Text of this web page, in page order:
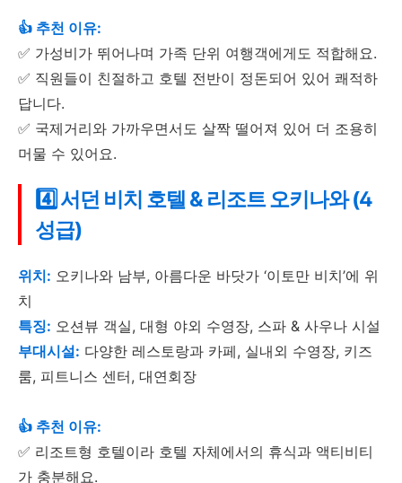
👍 추천 이유:
✅ 가성비가 뛰어나며 가족 단위 여행객에게도 적합해요.
✅ 직원들이 친절하고 호텔 전반이 정돈되어 있어 쾌적하
답니다.
✅ 국제거리와 가까우면서도 살짝 떨어져 있어 더 조용히
머물 수 있어요.
4️⃣ 서던 비치 호텔 & 리조트 오키나와 (4
성급)
위치: 오키나와 남부, 아름다운 바닷가 ‘이토만 비치’에 위
치
특징: 오션뷰 객실, 대형 야외 수영장, 스파 & 사우나 시설
부대시설: 다양한 레스토랑과 카페, 실내외 수영장, 키즈
룸, 피트니스 센터, 대연회장
👍 추천 이유:
✅ 리조트형 호텔이라 호텔 자체에서의 휴식과 액티비티
가 충분해요.